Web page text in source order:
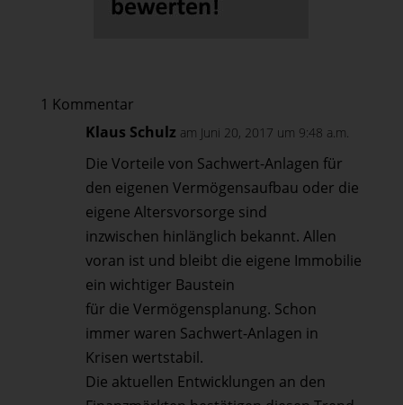
1 Kommentar
Klaus Schulz am Juni 20, 2017 um 9:48 a.m.
Die Vorteile von Sachwert-Anlagen für
den eigenen Vermögensaufbau oder die
eigene Altersvorsorge sind
inzwischen hinlänglich bekannt. Allen
voran ist und bleibt die eigene Immobilie
ein wichtiger Baustein
für die Vermögensplanung. Schon
immer waren Sachwert-Anlagen in
Krisen wertstabil.
Die aktuellen Entwicklungen an den